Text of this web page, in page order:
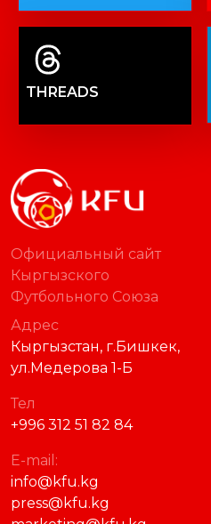
THREADS
Официальный сайт
Кыргызского
Футбольного Союза
Адрес
Кыргызстан, г.Бишкек,
ул.Медерова 1-Б
Тел
+996 312 51 82 84
E-mail:
info@kfu.kg
press@kfu.kg